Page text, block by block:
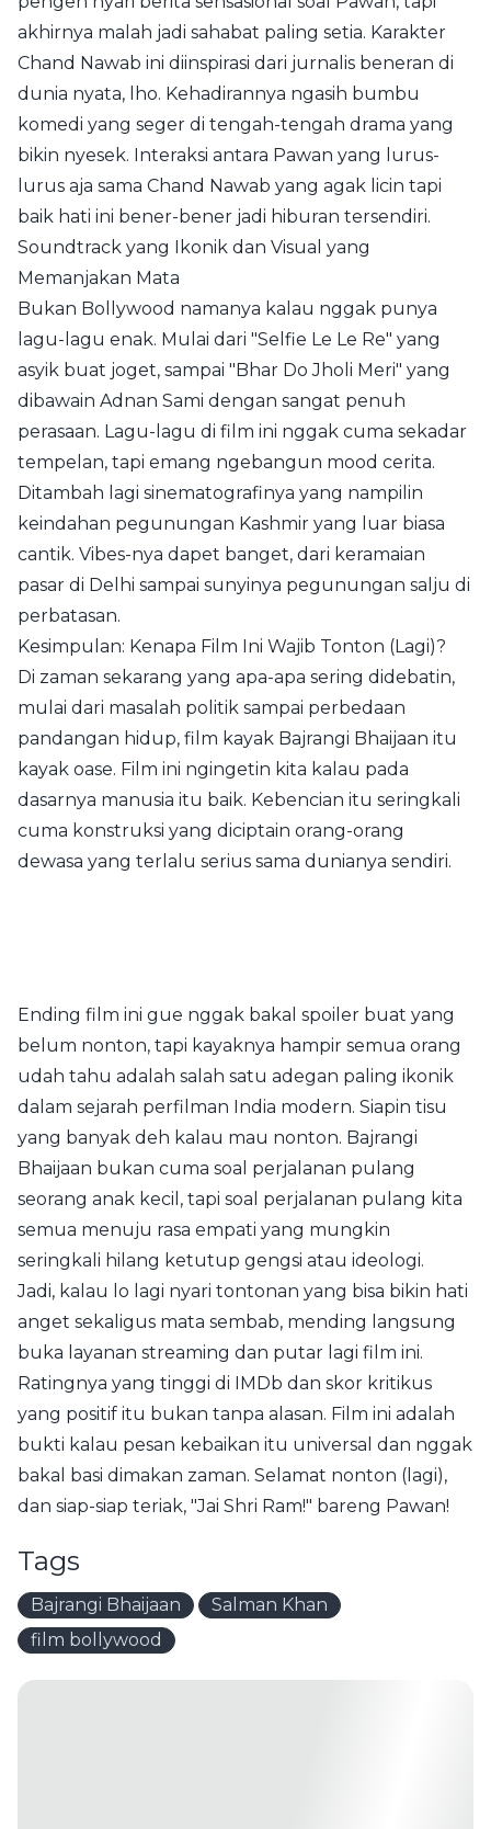
akhirnya malah jadi sahabat paling setia. Karakter
Chand Nawab ini diinspirasi dari jurnalis beneran di
dunia nyata, lho. Kehadirannya ngasih bumbu
komedi yang seger di tengah-tengah drama yang
bikin nyesek. Interaksi antara Pawan yang lurus-
lurus aja sama Chand Nawab yang agak licin tapi
baik hati ini bener-bener jadi hiburan tersendiri.
Soundtrack yang Ikonik dan Visual yang
Memanjakan Mata
Bukan Bollywood namanya kalau nggak punya
lagu-lagu enak. Mulai dari "Selfie Le Le Re" yang
asyik buat joget, sampai "Bhar Do Jholi Meri" yang
dibawain Adnan Sami dengan sangat penuh
perasaan. Lagu-lagu di film ini nggak cuma sekadar
tempelan, tapi emang ngebangun mood cerita.
Ditambah lagi sinematografinya yang nampilin
keindahan pegunungan Kashmir yang luar biasa
cantik. Vibes-nya dapet banget, dari keramaian
pasar di Delhi sampai sunyinya pegunungan salju di
perbatasan.
Kesimpulan: Kenapa Film Ini Wajib Tonton (Lagi)?
Di zaman sekarang yang apa-apa sering didebatin,
mulai dari masalah politik sampai perbedaan
pandangan hidup, film kayak Bajrangi Bhaijaan itu
kayak oase. Film ini ngingetin kita kalau pada
dasarnya manusia itu baik. Kebencian itu seringkali
cuma konstruksi yang diciptain orang-orang
dewasa yang terlalu serius sama dunianya sendiri.
Ending film ini gue nggak bakal spoiler buat yang
belum nonton, tapi kayaknya hampir semua orang
udah tahu adalah salah satu adegan paling ikonik
dalam sejarah perfilman India modern. Siapin tisu
yang banyak deh kalau mau nonton. Bajrangi
Bhaijaan bukan cuma soal perjalanan pulang
seorang anak kecil, tapi soal perjalanan pulang kita
semua menuju rasa empati yang mungkin
seringkali hilang ketutup gengsi atau ideologi.
Jadi, kalau lo lagi nyari tontonan yang bisa bikin hati
anget sekaligus mata sembab, mending langsung
buka layanan streaming dan putar lagi film ini.
Ratingnya yang tinggi di IMDb dan skor kritikus
yang positif itu bukan tanpa alasan. Film ini adalah
bukti kalau pesan kebaikan itu universal dan nggak
bakal basi dimakan zaman. Selamat nonton (lagi),
dan siap-siap teriak, "Jai Shri Ram!" bareng Pawan!
Tags
Bajrangi Bhaijaan
Salman Khan
film bollywood